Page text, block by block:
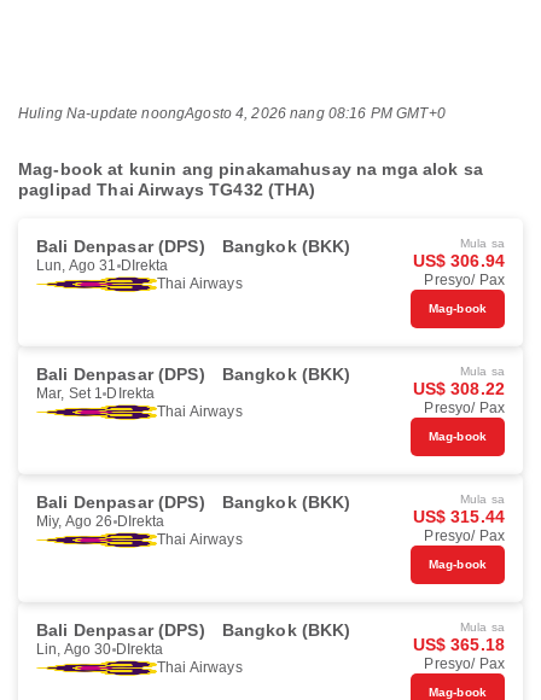
Huling Na-update noongAgosto 4, 2026 nang 08:16 PM GMT+0
Mag-book at kunin ang pinakamahusay na mga alok sa
paglipad Thai Airways TG432 (THA)
Bali Denpasar (DPS) Bangkok (BKK)
Lun, Ago 31 DIrekta
Thai Airways
Mula sa
US$ 306.94
Presyo/ Pax
Mag-book
Bali Denpasar (DPS) Bangkok (BKK)
Mar, Set 1 DIrekta
Thai Airways
Mula sa
US$ 308.22
Presyo/ Pax
Mag-book
Bali Denpasar (DPS) Bangkok (BKK)
Miy, Ago 26 DIrekta
Thai Airways
Mula sa
US$ 315.44
Presyo/ Pax
Mag-book
Bali Denpasar (DPS) Bangkok (BKK)
Lin, Ago 30 DIrekta
Thai Airways
Mula sa
US$ 365.18
Presyo/ Pax
Mag-book